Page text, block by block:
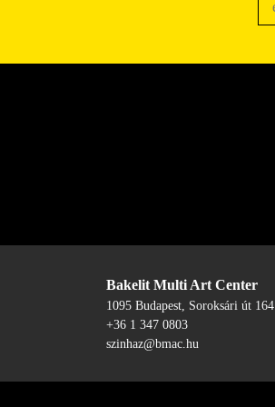
Bakelit Multi Art Center
1095 Budapest, Soroksári út 164.
+36 1 347 0803
szinhaz@bmac.hu